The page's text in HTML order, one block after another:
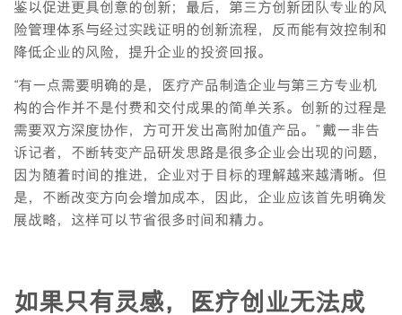
鉴以促进更具创意的创新；最后，第三方创新团队专业的风
险管理体系与经过实践证明的创新流程，反而能有效控制和
降低企业的风险，提升企业的投资回报。
“有一点需要明确的是，医疗产品制造企业与第三方专业机
构的合作并不是付费和交付成果的简单关系。创新的过程是
需要双方深度协作，方可开发出高附加值产品。” 戴一非告
诉记者，不断转变产品研发思路是很多企业会出现的问题，
因为随着时间的推进，企业对于目标的理解越来越清晰。但
是，不断改变方向会增加成本，因此，企业应该首先明确发
展战略，这样可以节省很多时间和精力。
如果只有灵感，医疗创业无法成